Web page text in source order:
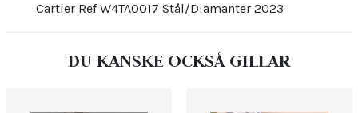
Cartier Ref W4TA0017 Stål/Diamanter 2023
DU KANSKE OCKSÅ GILLAR